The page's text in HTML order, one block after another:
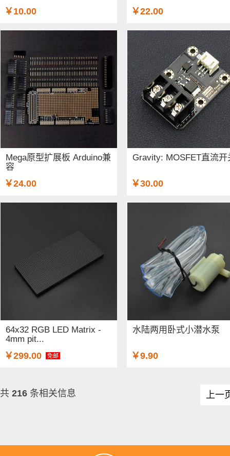
￥10.00 ￥22.00
Mega原型扩展板 Arduino兼
容
￥24.00
Gravity: MOSFET直流开
￥30.00
64x32 RGB LED Matrix -
4mm pit...
￥299.00 免邮
水陆两用卧式小潜水泵
￥9.90
共 216 条相关信息 上一